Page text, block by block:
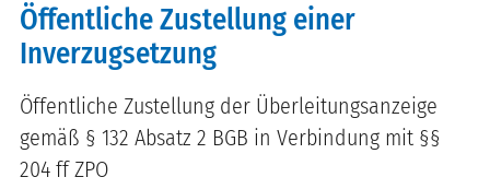
Öffentliche Zustellung einer
Inverzugsetzung
Öffentliche Zustellung der Überleitungsanzeige
gemäß § 132 Absatz 2 BGB in Verbindung mit §§
204 ff ZPO